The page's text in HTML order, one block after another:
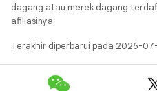
dagang atau merek dagang
afiliasinya.
Terakhir diperbarui pada 2026-07-